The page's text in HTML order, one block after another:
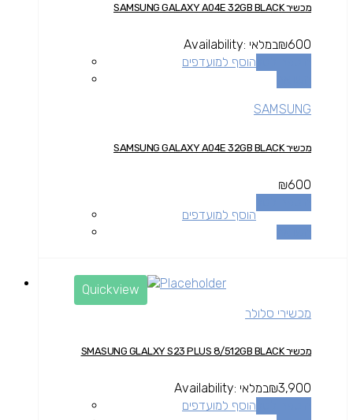
מכשיר SAMSUNG GALAXY A04E 32GB BLACK
₪600
Availability: במלאי
הוסף למועדפים
SAMSUNG
מכשיר SAMSUNG GALAXY A04E 32GB BLACK
₪600
הוסף למועדפים
Quickview
מכשירי סלולר
מכשיר SMASUNG GLALXY S23 PLUS 8/512GB BLACK
₪3,900
Availability: במלאי
הוסף למועדפים